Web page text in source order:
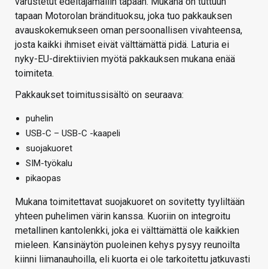
tapaan Motorolan brändituoksu, joka tuo pakkauksen
avauskokemukseen oman persoonallisen vivahteensa,
josta kaikki ihmiset eivät välttämättä pidä. Laturia ei
nyky-EU-direktiivien myötä pakkauksen mukana enää
toimiteta.
Pakkaukset toimitussisältö on seuraava:
puhelin
USB-C – USB-C -kaapeli
suojakuoret
SIM-työkalu
pikaopas
Mukana toimitettavat suojakuoret on sovitetty tyyliltään
yhteen puhelimen värin kanssa. Kuoriin on integroitu
metallinen kantolenkki, joka ei välttämättä ole kaikkien
mieleen. Kansinäytön puoleinen kehys pysyy reunoilta
kiinni liimanauhoilla, eli kuorta ei ole tarkoitettu jatkuvasti